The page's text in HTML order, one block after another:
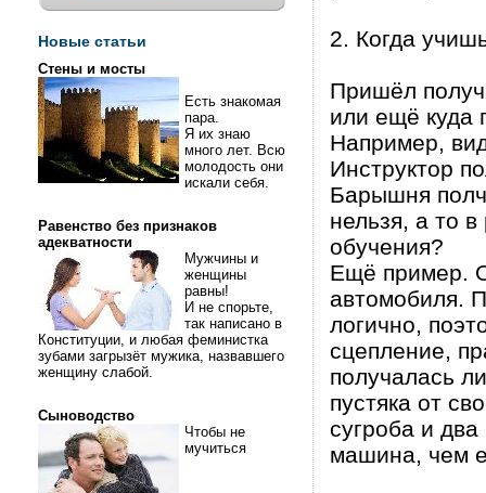
Новые статьи
Стены и мосты
Есть знакомая
пара.
Я их знаю
много лет. Всю
молодость они
искали себя.
Равенство без признаков
адекватности
Мужчины и
женщины
равны!
И не спорьте,
так написано в
Конституции, и любая феминистка
зубами загрызёт мужика, назвавшего
женщину слабой.
Сыноводство
Чтобы не
мучиться
2. Когда
Пришёл
или ещё куда
Например,
Инструктор
Барышня
нельзя, а то
обучения?
Ещё пример.
автомобиля.
логично,
сцепление,
получалась
пустяка от
сугроба и
машина, чем